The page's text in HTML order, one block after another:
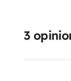
3